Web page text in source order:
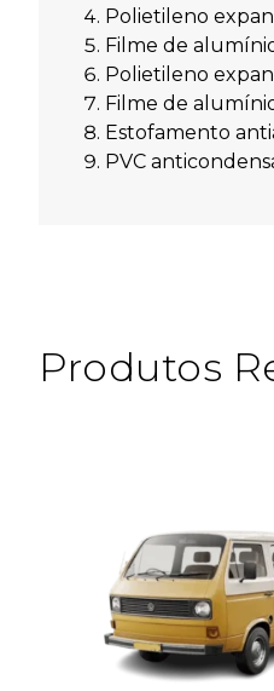
Polietileno
Filme de
Polietileno
Filme de
Estofamento
PVC
Produtos